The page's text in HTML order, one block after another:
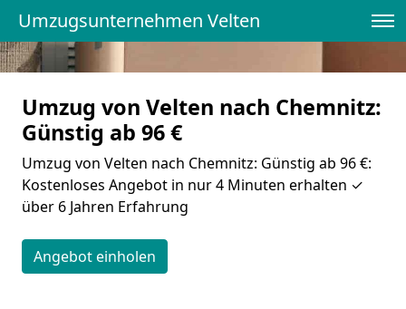
Umzugsunternehmen Velten
Umzug von Velten nach Chemnitz:
Günstig ab 96 €
Umzug von Velten nach Chemnitz: Günstig ab 96 €:
Kostenloses Angebot in nur 4 Minuten erhalten ✓
über 6 Jahren Erfahrung
Angebot einholen